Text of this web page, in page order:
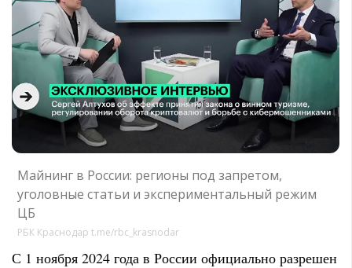
Майнинг в России: регионы под запретом,
уголовные статьи и экспериментальный режим
ЦБ
РБК Краснодар t.me/rbc_krasnodar
С 1 ноября 2024 года в России официально разрешен